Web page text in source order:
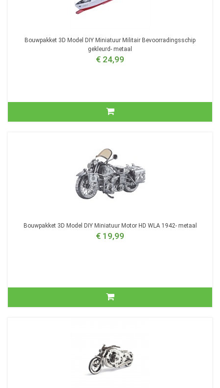
Bouwpakket 3D Model DIY Miniatuur Militair Bevoorradingsschip
gekleurd- metaal
€ 24,99
Bouwpakket 3D Model DIY Miniatuur Motor HD WLA 1942- metaal
€ 19,99